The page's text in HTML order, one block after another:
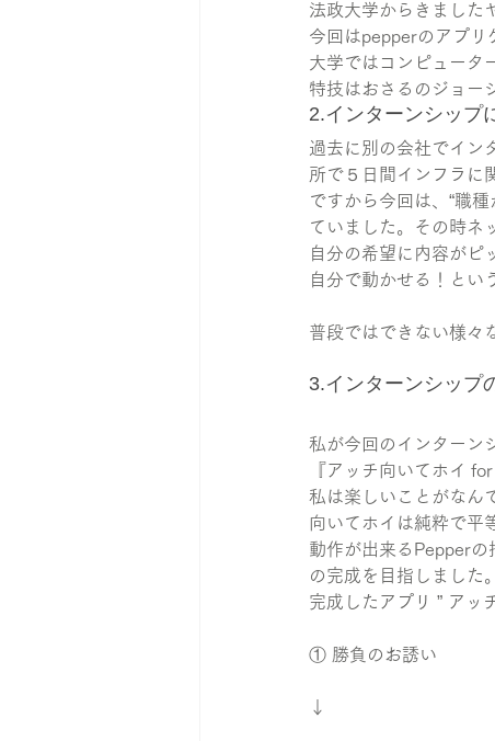
法政大学からきました
今回はpepperのアプリ
大学ではコンピュータ
特技はおさるのジョー
2.インターンシップ
過去に別の会社でイン
所で５日間インフラに
ですから今回は、“職
ていました。その時ネ
自分の希望に内容がピ
自分で動かせる！とい
普段ではできない様々
3.インターンシップ
私が今回のインターン
『アッチ向いてホイ
私は楽しいことがなん
向いてホイは純粋で平
動作が出来るPepper
の完成を目指しました。
完成したアプリ ” アッ
① 勝負のお誘い
↓